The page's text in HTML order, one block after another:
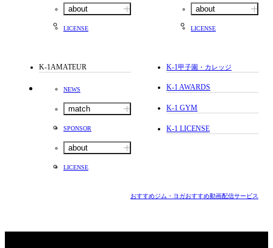
about
LICENSE
about
LICENSE
K-1AMATEUR
NEWS
match
SPONSOR
about
LICENSE
K-1甲子園・カレッジ
K-1 AWARDS
K-1 GYM
K-1 LICENSE
おすすめジム・ヨガおすすめ動画配信サービス